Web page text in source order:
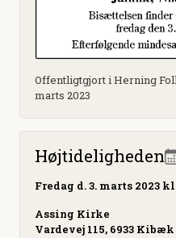
Offentligtgjort i Herning
marts 2023
Højtideligheden
Fredag d. 3. marts 2023
Assing Kirke
Vardevej 115, 6933 Kibæk